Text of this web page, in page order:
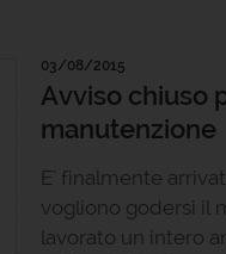
03/08/2015
Avviso chiuso
manutenzione
E' finalmente
vogliono godersi il
lavorato un intero